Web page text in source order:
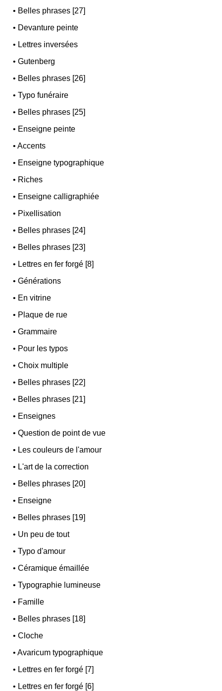
• Belles phrases [27]
• Devanture peinte
• Lettres inversées
•Gutenberg
• Belles phrases [26]
•Typo funéraire
• Belles phrases [25]
• Enseigne peinte
•Accents
• Enseigne typographique
• Riches
• Enseigne calligraphiée
• Pixellisation
• Belles phrases [24]
• Belles phrases [23]
• Lettres en fer forgé [8]
•Générations
• En vitrine
• Plaque de rue
•Grammaire
• Pour les typos
•Choix multiple
• Belles phrases [22]
• Belles phrases [21]
• Enseignes
•Question de point de vue
• Les couleurs de l'amour
• L'art de la correction
• Belles phrases [20]
• Enseigne
• Belles phrases [19]
• Un peu de tout
•Typo d'amour
•Céramique émaillée
•Typographie lumineuse
• Famille
• Belles phrases [18]
•Cloche
•Avaricum typographique
• Lettres en fer forgé [7]
• Lettres en fer forgé [6]